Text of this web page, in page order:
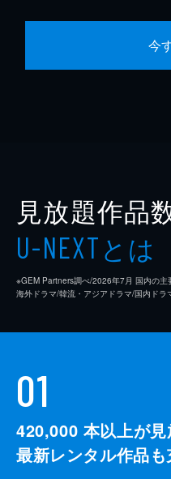
今
見放題作品
U-NEXTとは
※GEM Partners調べ/2026年7⽉ 国内の
海外ドラマ/韓流・アジアドラマ/国内ドラ
01
420,000 本以上が見
最新レンタル作品も